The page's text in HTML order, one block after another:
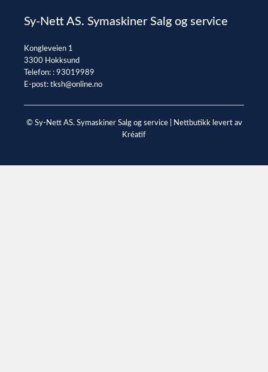
Sy-Nett AS. Symaskiner Salg og service
Kongleveien 1
3300 Hokksund
Telefon: : 93019989
E-post: tksh@online.no
© Sy-Nett AS. Symaskiner Salg og service |
Nettbutikk levert av
Kréatif